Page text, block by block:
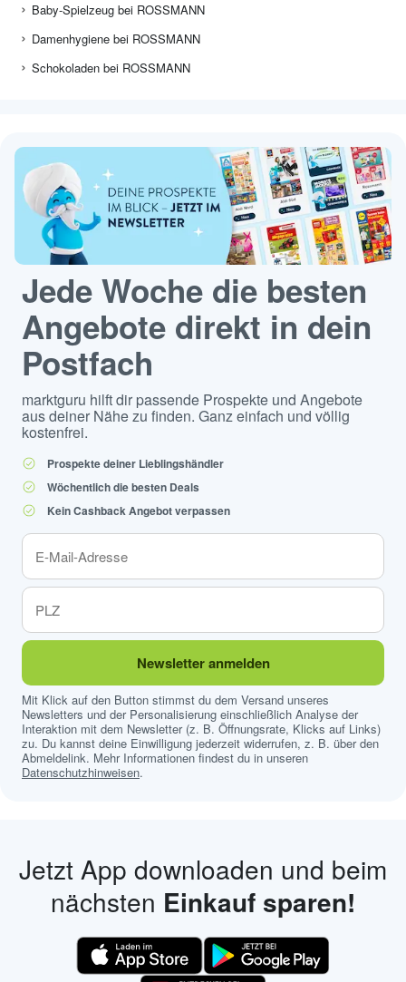
Baby-Spielzeug bei ROSSMANN
Damenhygiene bei ROSSMANN
Schokoladen bei ROSSMANN
Jede Woche die besten
Angebote direkt in dein
Postfach
marktguru hilft dir passende Prospekte und Angebote
aus deiner Nähe zu finden. Ganz einfach und völlig
kostenfrei.
Prospekte deiner Lieblingshändler
Wöchentlich die besten Deals
Kein Cashback Angebot verpassen
Newsletter anmelden
Mit Klick auf den Button stimmst du dem Versand unseres
Newsletters und der Personalisierung einschließlich Analyse der
Interaktion mit dem Newsletter (z. B. Öffnungsrate, Klicks auf Links)
zu. Du kannst deine Einwilligung jederzeit widerrufen, z. B. über den
Abmeldelink. Mehr Informationen findest du in unseren
Datenschutzhinweisen.
Jetzt App downloaden und beim
nächsten Einkauf sparen!